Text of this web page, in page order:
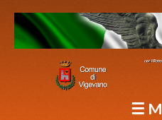
Caduti Vigevano Grande Guerra
☰